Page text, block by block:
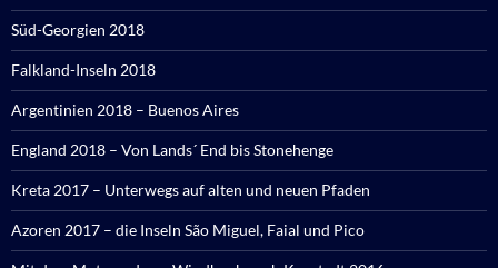
Süd-Georgien 2018
Falkland-Inseln 2018
Argentinien 2018 – Buenos Aires
England 2018 – Von Lands´ End bis Stonehenge
Kreta 2017 – Unterwegs auf alten und neuen Pfaden
Azoren 2017 – die Inseln São Miguel, Faial und Pico